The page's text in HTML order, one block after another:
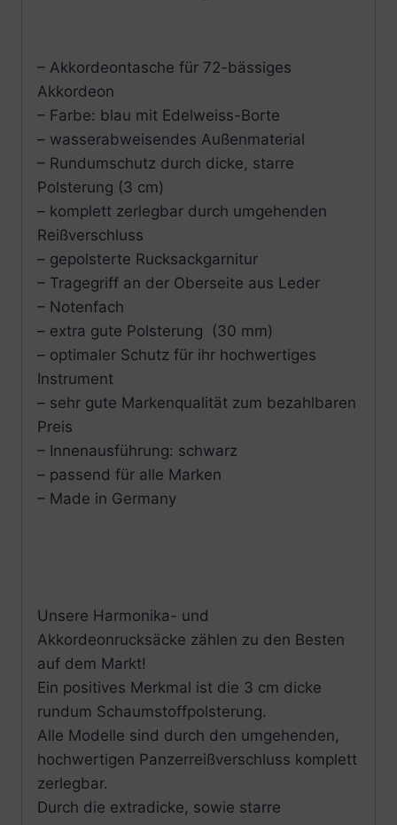
– Akkordeontasche für 72-bässiges
Akkordeon
– Farbe: blau mit Edelweiss-Borte
– wasserabweisendes Außenmaterial
– Rundumschutz durch dicke, starre
Polsterung (3 cm)
– komplett zerlegbar durch umgehenden
Reißverschluss
– gepolsterte Rucksackgarnitur
– Tragegriff an der Oberseite aus Leder
– Notenfach
– extra gute Polsterung (30 mm)
– optimaler Schutz für ihr hochwertiges
Instrument
– sehr gute Markenqualität zum bezahlbaren
Preis
– Innenausführung: schwarz
– passend für alle Marken
– Made in Germany
Unsere Harmonika- und
Akkordeonrucksäcke zählen zu den Besten
auf dem Markt!
Ein positives Merkmal ist die 3 cm dicke
rundum Schaumstoffpolsterung.
Alle Modelle sind durch den umgehenden,
hochwertigen Panzerreißverschluss komplett
zerlegbar.
Durch die extradicke, sowie starre